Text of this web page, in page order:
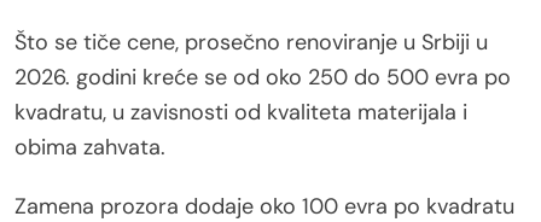
Što se tiče cene, prosečno renoviranje u Srbiji u
2026. godini kreće se od oko 250 do 500 evra po
kvadratu, u zavisnosti od kvaliteta materijala i
obima zahvata.
Zamena prozora dodaje oko 100 evra po kvadratu